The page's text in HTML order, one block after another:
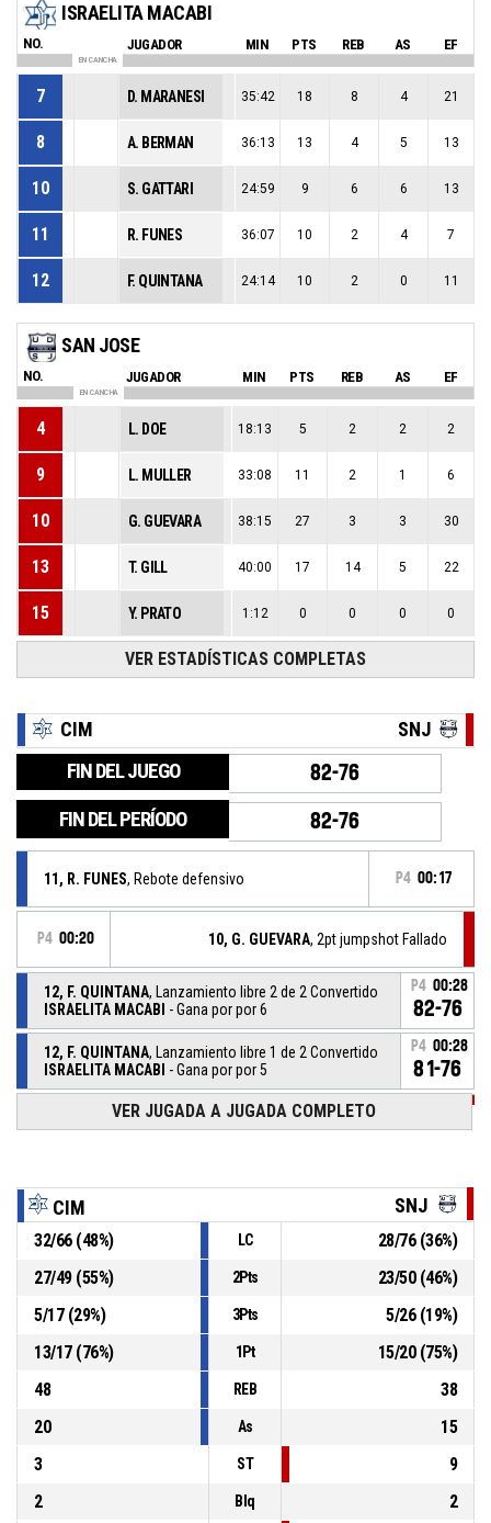
ISRAELITA MACABI
NO. JUGADOR MIN PTS REB AS EF
EN CANCHA
7 D. MARANESI 35:42 18 8 4 21
8 A. BERMAN 36:13 13 4 5 13
10 S. GATTARI 24:59 9 6 6 13
11 R. FUNES 36:07 10 2 4 7
12 F. QUINTANA 24:14 10 2 0 11
SAN JOSE
NO. JUGADOR MIN PTS REB AS EF
EN CANCHA
4 L. DOE 18:13 5 2 2 2
9 L. MULLER 33:08 11 2 1 6
10 G. GUEVARA 38:15 27 3 3 30
13 T. GILL 40:00 17 14 5 22
15 Y. PRATO 1:12 0 0 0 0
VER ESTADÍSTICAS COMPLETAS
CIM SNJ
FIN DEL JUEGO 82-76
FIN DEL PERÍODO 82-76
11, R. FUNES, Rebote defensivo P4 00:17
P4 00:20 10, G. GUEVARA, 2pt jumpshot Fallado
12, F. QUINTANA, Lanzamiento libre 2 de 2 Convertido
ISRAELITA MACABI - Gana por por 6
P4 00:28
82-76
12, F. QUINTANA, Lanzamiento libre 1 de 2 Convertido
ISRAELITA MACABI - Gana por por 5
P4 00:28
81-76
15, Y. PRATO, Sustitución (ingresa)
8, E. AVALOS, Sustitución (sale)
12, F. QUINTANA P4 00:28
P4 00:28 , Falta personal
VER JUGADA A JUGADA COMPLETO
CIM SNJ
32/66(48%) LC 28/76(36%)
27/49(55%) 2Pts 23/50(46%)
5/17(29%) 3Pts 5/26(19%)
13/17(76%) 1Pt 15/20(75%)
48
REB
38
20
As
15
3
ST
9
2
Blq
2